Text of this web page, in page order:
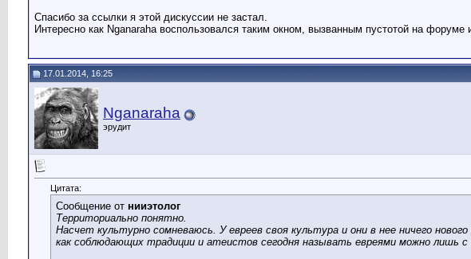
Спасибо за ссылки я этой дискуссии не застал.
Интересно как Nganaraha воспользовался таким окном, вызванным пустотой на
17.01.2014, 16:25
Nganaraha
эрудит
Цитата:
Сообщение от нииэтолог
Территориально понятно.
Насчет культурно сомневаюсь. У евреев своя культура и они в нее ничего
как соблюдающих традиции и атеистов сегодня называть евреями можно лишь с